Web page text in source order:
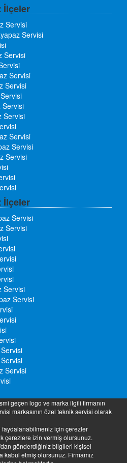
İlçeler
Servisi
Servisi
Servisi
Servisi
Servisi
Servisi
Servisi
Servisi
Servisi
Servisi
İlçeler
Servisi
Servisi
Servisi
Servisi
Servisi
geçen logo ve marka ilgili firmanın
markasının özel teknik servisi olarak
için çerezler
çerezlere izin vermiş olursunuz.
gönderdiğiniz bilgileri kişisel
kabul etmiş olursunuz. Firmamız